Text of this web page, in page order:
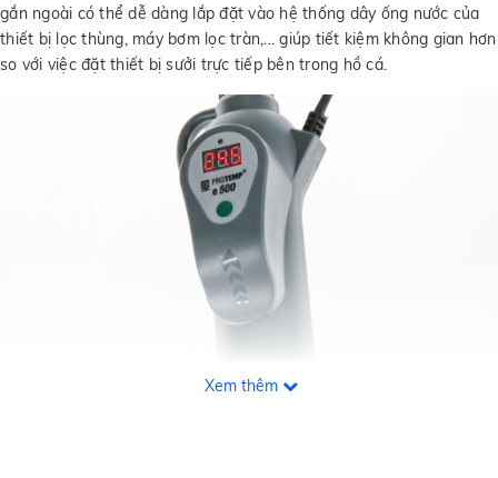
gắn ngoài có thể dễ dàng lắp đặt vào hệ thống dây ống nước của
thiết bị lọc thùng, máy bơm lọc tràn,... giúp tiết kiệm không gian hơn
so với việc đặt thiết bị sưởi trực tiếp bên trong hồ cá.
Xem thêm